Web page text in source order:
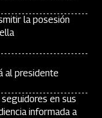
la posesión
al presidente
en sus
informada a